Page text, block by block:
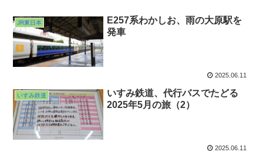
JR東日本
E257系わかしお、雨の大原駅を
発車
2025.06.11
いすみ鉄道
いすみ鉄道、代行バスでたどる
2025年5月の旅（2）
2025.06.11